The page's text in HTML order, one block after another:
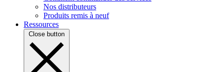
Nos distributeurs
Produits remis à neuf
Ressources
Close button